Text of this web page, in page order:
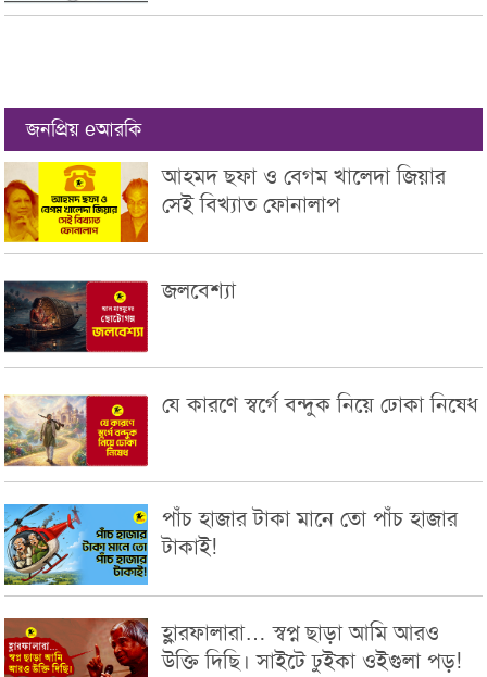
জনপ্রিয় eআরকি
আহমদ ছফা ও বেগম খালেদা জিয়ার
সেই বিখ্যাত ফোনালাপ
জলবেশ্যা
যে কারণে স্বর্গে বন্দুক নিয়ে ঢোকা নিষেধ
পাঁচ হাজার টাকা মানে তো পাঁচ হাজার
টাকাই!
হ্লারফালারা… স্বপ্ন ছাড়া আমি আরও
উক্তি দিছি। সাইটে ঢুইকা ওইগুলা পড়!